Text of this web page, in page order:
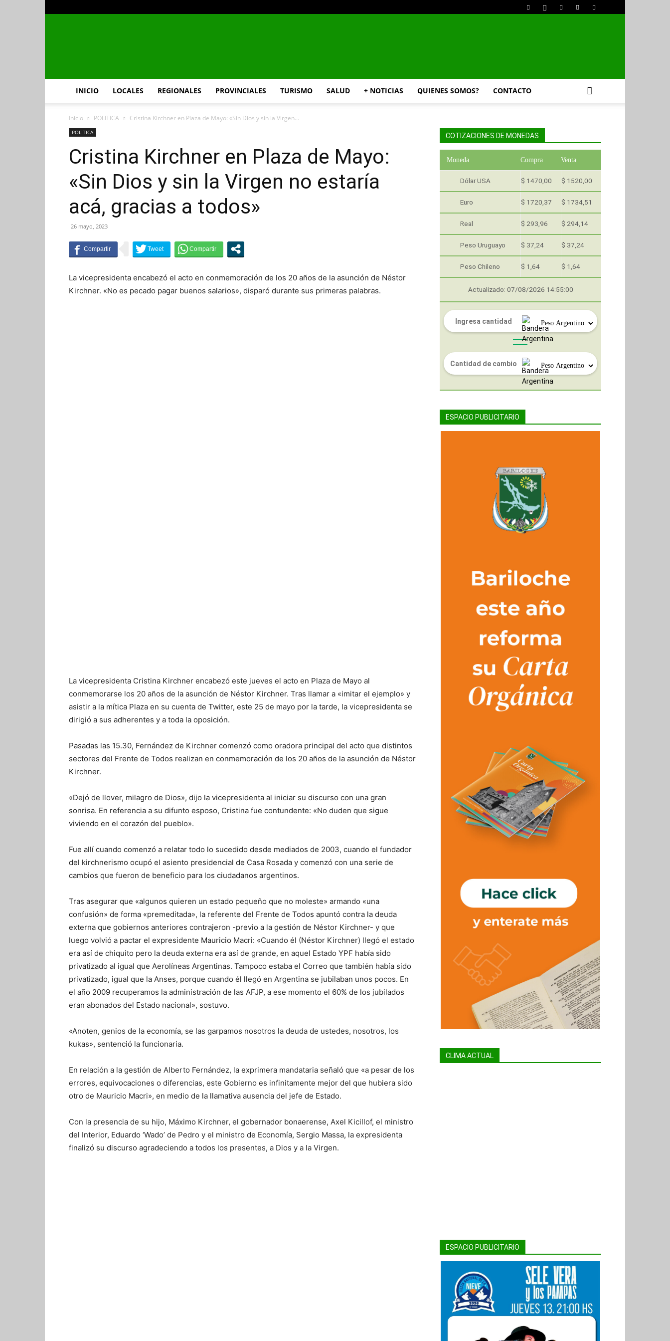
INFO24
INICIO LOCALES REGIONALES PROVINCIALES TURISMO SALUD + NOTICIAS QUIENES SOMOS? CONTACTO
Inicio POLITICA Cristina Kirchner en Plaza de Mayo: «Sin Dios y sin la Virgen...
POLITICA
Cristina Kirchner en Plaza de Mayo:
«Sin Dios y sin la Virgen no estaría
acá, gracias a todos»
26 mayo, 2023
La vicepresidenta encabezó el acto en conmemoración de los 20 años de la asunción de Néstor
Kirchner. «No es pecado pagar buenos salarios», disparó durante sus primeras palabras.
La vicepresidenta Cristina Kirchner encabezó este jueves el acto en Plaza de Mayo al
conmemorarse los 20 años de la asunción de Néstor Kirchner. Tras llamar a «imitar el ejemplo» y
asistir a la mítica Plaza en su cuenta de Twitter, este 25 de mayo por la tarde, la vicepresidenta se
dirigió a sus adherentes y a toda la oposición.
Pasadas las 15.30, Fernández de Kirchner comenzó como oradora principal del acto que distintos
sectores del Frente de Todos realizan en conmemoración de los 20 años de la asunción de Néstor
Kirchner.
«Dejó de llover, milagro de Dios», dijo la vicepresidenta al iniciar su discurso con una gran
sonrisa. En referencia a su difunto esposo, Cristina fue contundente: «No duden que sigue
viviendo en el corazón del pueblo».
Fue allí cuando comenzó a relatar todo lo sucedido desde mediados de 2003, cuando el fundador
del kirchnerismo ocupó el asiento presidencial de Casa Rosada y comenzó con una serie de
cambios que fueron de beneficio para los ciudadanos argentinos.
Tras asegurar que «algunos quieren un estado pequeño que no moleste» armando «una
confusión» de forma «premeditada», la referente del Frente de Todos apuntó contra la deuda
externa que gobiernos anteriores contrajeron -previo a la gestión de Néstor Kirchner- y que
luego volvió a pactar el expresidente Mauricio Macri: «Cuando él (Néstor Kirchner) llegó el estado
era así de chiquito pero la deuda externa era así de grande, en aquel Estado YPF había sido
privatizado al igual que Aerolíneas Argentinas. Tampoco estaba el Correo que también había sido
privatizado, igual que la Anses, porque cuando él llegó en Argentina se jubilaban unos pocos. En
el año 2009 recuperamos la administración de las AFJP, a ese momento el 60% de los jubilados
eran abonados del Estado nacional», sostuvo.
«Anoten, genios de la economía, se las garpamos nosotros la deuda de ustedes, nosotros, los
kukas», sentenció la funcionaria.
En relación a la gestión de Alberto Fernández, la exprimera mandataria señaló que «a pesar de los
errores, equivocaciones o diferencias, este Gobierno es infinitamente mejor del que hubiera sido
otro de Mauricio Macri», en medio de la llamativa ausencia del jefe de Estado.
Con la presencia de su hijo, Máximo Kirchner, el gobernador bonaerense, Axel Kicillof, el ministro
del Interior, Eduardo ‘Wado’ de Pedro y el ministro de Economía, Sergio Massa, la expresidenta
finalizó su discurso agradeciendo a todos los presentes, a Dios y a la Virgen.
COTIZACIONES DE MONEDAS
Moneda Compra Venta
Dólar USA $ 1470,00 $ 1520,00
Euro $ 1720,37 $ 1734,51
Real $ 293,96 $ 294,14
Peso Uruguayo $ 37,24 $ 37,24
Peso Chileno $ 1,64 $ 1,64
Actualizado: 07/08/2026 14:55:00
ESPACIO PUBLICITARIO
CLIMA ACTUAL
ESPACIO PUBLICITARIO